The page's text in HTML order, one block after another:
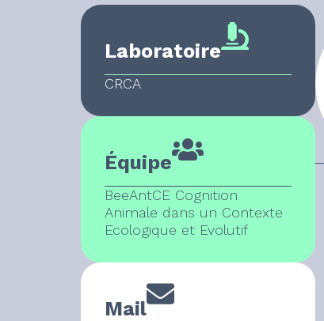
Laboratoire
CRCA
Équipe
BeeAntCE Cognition
Animale dans un Contexte
Ecologique et Evolutif
Mail